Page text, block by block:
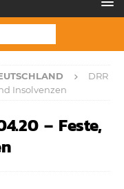
DRR
Insolvenzen
– Feste,